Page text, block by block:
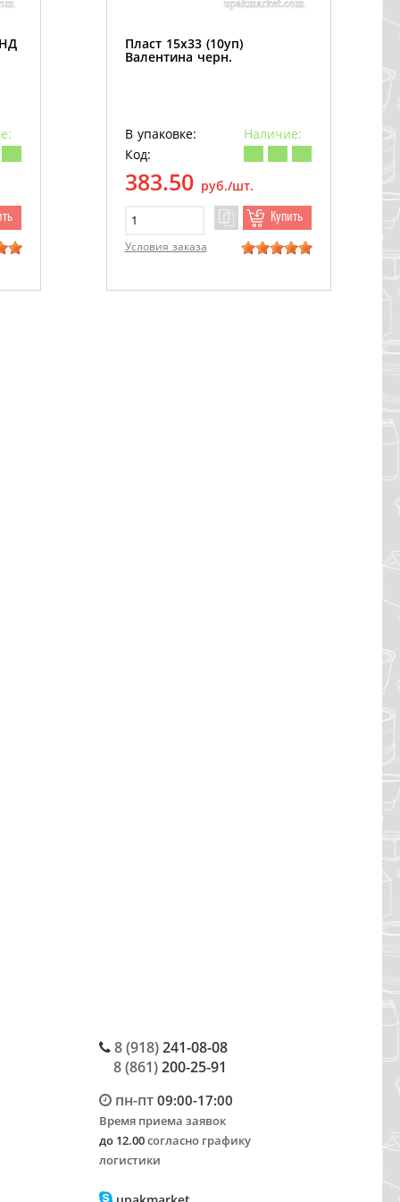
Пласт 15х33 (10уп)
Валентина черн.
В упаковке:
Наличие:
Код:
383.50 руб./шт.
Купить
Условия заказа
8 (918)241-08-08
8 (861)200-25-91
пн-пт09:00-17:00
Время приема заявок
до 12.00согласно графику
логистики